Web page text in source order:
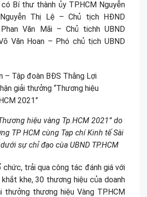
Bí thư thành ủy TP.HCM Nguyễn
Thị Lệ – Chủ tịch HĐND
Phan Văn Mãi – Chủ tichh UBND
Văn Hoan – Phó chủ tịch UBND
hiệu vàng Tp.HCM 2021” do
TP HCM cùng Tạp chí Kinh tế Sài
dưới sự chỉ đạo cùa UBND TP.HCM
trải qua công tác đánh giá với
khe, 30 thương hiệu của doanh
thưởng thương hiệu Vàng TP.HCM